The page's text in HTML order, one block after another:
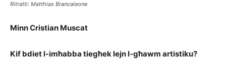
Ritratti: Matthias Brancaleone
Minn Cristian Muscat
Kif bdiet l-imħabba tiegħek lejn l-għawm artistiku?